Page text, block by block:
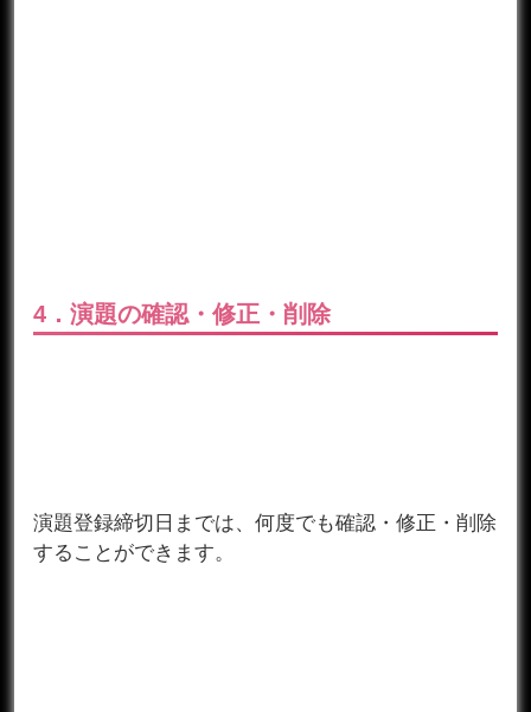
4．演題の確認・修正・削除
演題登録締切日までは、何度でも確認・修正・削除
することができます。